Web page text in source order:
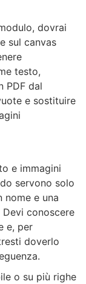
dovrai
sul canvas
testo,
PDF dal
e sostituire
e immagini
servono solo
nome e una
conoscere
e, per
doverlo
o su più righe